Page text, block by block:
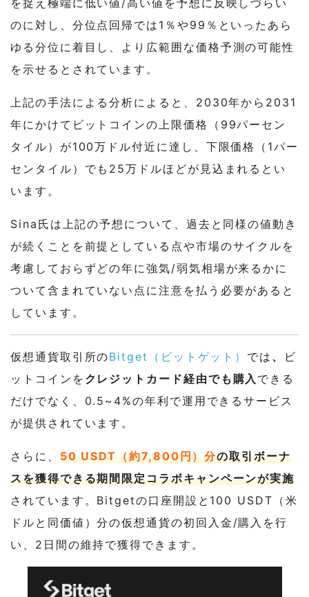
のに対し、分位点回帰では1％や99％といったあら
ゆる分位に着目し、より広範囲な価格予測の可能性
を示せるとされています。
上記の手法による分析によると、2030年から2031
年にかけてビットコインの上限価格（99パーセン
タイル）が100万ドル付近に達し、下限価格（1パー
センタイル）でも25万ドルほどが見込まれるとい
います。
Sina氏は上記の予想について、過去と同様の値動き
が続くことを前提としている点や市場のサイクルを
考慮しておらずどの年に強気/弱気相場が来るかに
ついて含まれていない点に注意を払う必要があると
しています。
仮想通貨取引所のBitget（ビットゲット） では 、
ビ
ットコインを クレジットカード経由でも購入 できる
だけでなく、0.5~4%の年利で運用できるサービス
が提供されています。
さらに、 50 USDT（約7,800円）分の取引ボーナ
スを獲得できる期間限定コラボキャンペーンが実施
されています。Bitgetの口座開設と100 USDT（米
ドルと同価値）分の仮想通貨の初回入金/購入を行
い、2日間の維持で獲得できます。